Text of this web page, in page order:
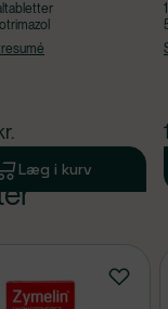
pris
Læg i kurv